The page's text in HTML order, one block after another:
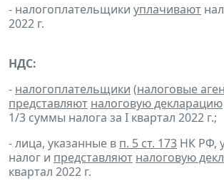
- налогоплательщики уплачивают
2022 г.
НДС:
- налогоплательщики (налоговые
представляют налоговую декларацию
1/3 суммы налога за I квартал 2022 г.;
- лица, указанные в п. 5 ст. 173 НК РФ,
налог и представляют налоговую
квартал 2022 г.